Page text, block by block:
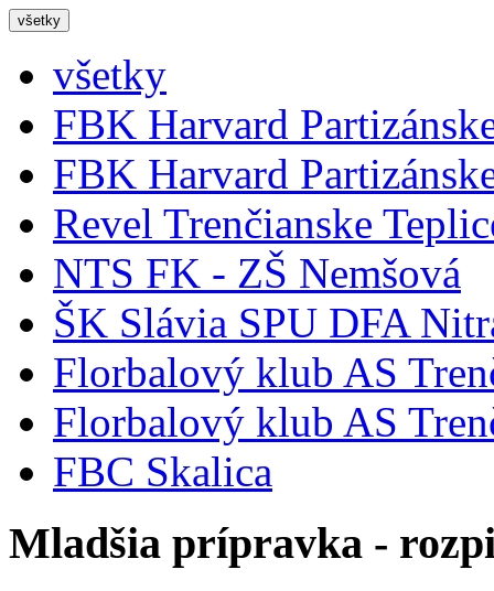
všetky
všetky
FBK Harvard
FBK Harvard
Revel Trenčianske
NTS FK - ZŠ Nemšová
ŠK Slávia SPU DFA
Florbalový klub AS
Florbalový klub AS
FBC Skalica
Mladšia prípravka -